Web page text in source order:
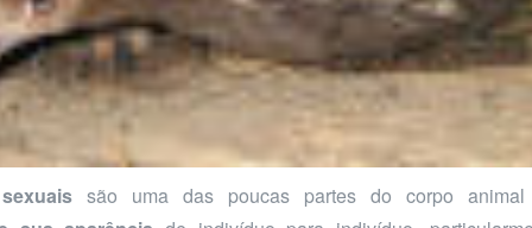
são uma das poucas partes do corpo